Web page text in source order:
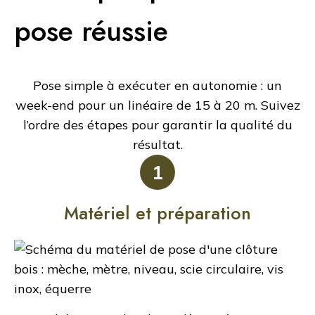
pose réussie
Pose simple à exécuter en autonomie : un
week-end pour un linéaire de 15 à 20 m. Suivez
l’ordre des étapes pour garantir la qualité du
résultat.
1
Matériel et préparation